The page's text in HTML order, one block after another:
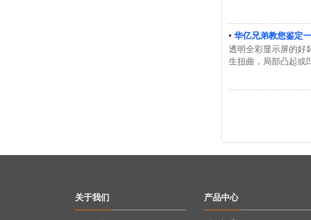
• 华亿兄弟教您鉴定
透明全彩显示屏的
生扭曲，局部凸起或
关于我们 产品中心